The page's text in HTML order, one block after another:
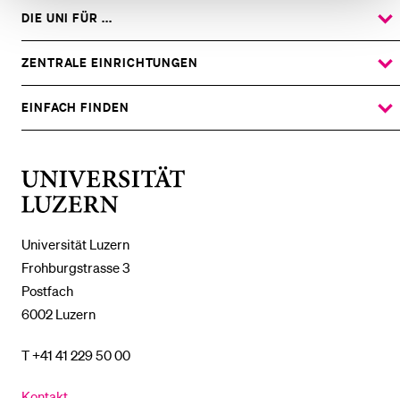
Universität Luzern
Frohburgstrasse 3
Postfach
6002 Luzern
T +41 41 229 50 00
DIE UNI FÜR ...
ZEIGE
DAS
UNTERMENÜ
ZENTRALE EINRICHTUNGEN
ZEIGE
DAS
UNTERMENÜ
EINFACH FINDEN
ZEIGE
DAS